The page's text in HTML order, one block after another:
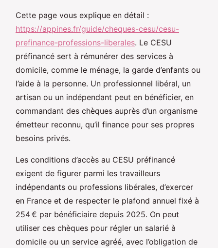
Cette page vous explique en détail :
https://appines.fr/guide/cheques-cesu/cesu-
prefinance-professions-liberales. Le CESU
préfinancé sert à rémunérer des services à
domicile, comme le ménage, la garde d’enfants ou
l’aide à la personne. Un professionnel libéral, un
artisan ou un indépendant peut en bénéficier, en
commandant des chèques auprès d’un organisme
émetteur reconnu, qu’il finance pour ses propres
besoins privés.
Les conditions d’accès au CESU préfinancé
exigent de figurer parmi les travailleurs
indépendants ou professions libérales, d’exercer
en France et de respecter le plafond annuel fixé à
254 € par bénéficiaire depuis 2025. On peut
utiliser ces chèques pour régler un salarié à
domicile ou un service agréé, avec l’obligation de